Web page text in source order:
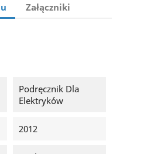
Załączniki
Podręcznik Dla
Elektryków
2012